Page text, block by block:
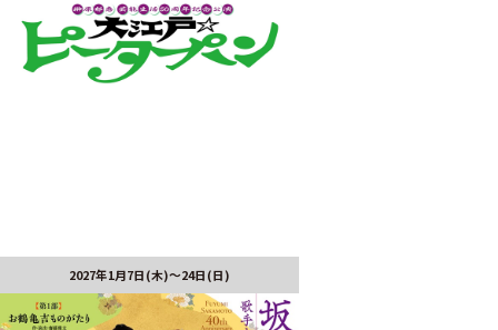
2027年1月7日(木)～24日(日)